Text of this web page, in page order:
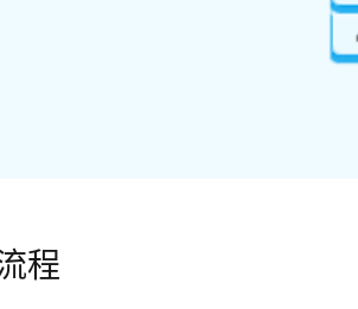
程